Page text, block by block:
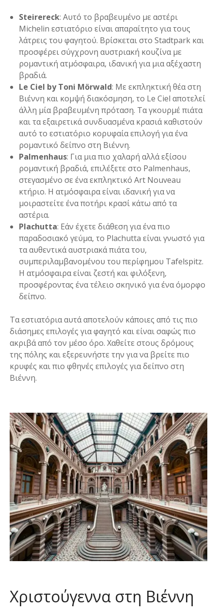
Steirereck: Αυτό το βραβευμένο με αστέρι
Michelin εστιατόριο είναι απαραίτητο για τους
λάτρεις του φαγητού. Βρίσκεται στο Stadtpark και
προσφέρει σύγχρονη αυστριακή κουζίνα με
ρομαντική ατμόσφαιρα, ιδανική για μια αξέχαστη
βραδιά.
Le Ciel by Toni Mörwald: Με εκπληκτική θέα στη
Βιέννη και κομψή διακόσμηση, το Le Ciel αποτελεί
άλλη μία βραβευμένη πρόταση. Τα γκουρμέ πιάτα
και τα εξαιρετικά συνδυασμένα κρασιά καθιστούν
αυτό το εστιατόριο κορυφαία επιλογή για ένα
ρομαντικό δείπνο στη Βιέννη.
Palmenhaus: Για μια πιο χαλαρή αλλά εξίσου
ρομαντική βραδιά, επιλέξετε στο Palmenhaus,
στεγασμένο σε ένα εκπληκτικό Art Nouveau
κτήριο. Η ατμόσφαιρα είναι ιδανική για να
μοιραστείτε ένα ποτήρι κρασί κάτω από τα
αστέρια.
Plachutta: Εάν έχετε διάθεση για ένα πιο
παραδοσιακό γεύμα, το Plachutta είναι γνωστό για
τα αυθεντικά αυστριακά πιάτα του,
συμπεριλαμβανομένου του περίφημου Tafelspitz.
Η ατμόσφαιρα είναι ζεστή και φιλόξενη,
προσφέροντας ένα τέλειο σκηνικό για ένα όμορφο
δείπνο.
Τα εστιατόρια αυτά αποτελούν κάποιες από τις πιο
διάσημες επιλογές για φαγητό και είναι σαφώς πιο
ακριβά από τον μέσο όρο. Χαθείτε στους δρόμους
της πόλης και εξερευνήστε την για να βρείτε πιο
κρυφές και πιο φθηνές επιλογές για δείπνο στη
Βιέννη.
Χριστούγεννα στη Βιέννη